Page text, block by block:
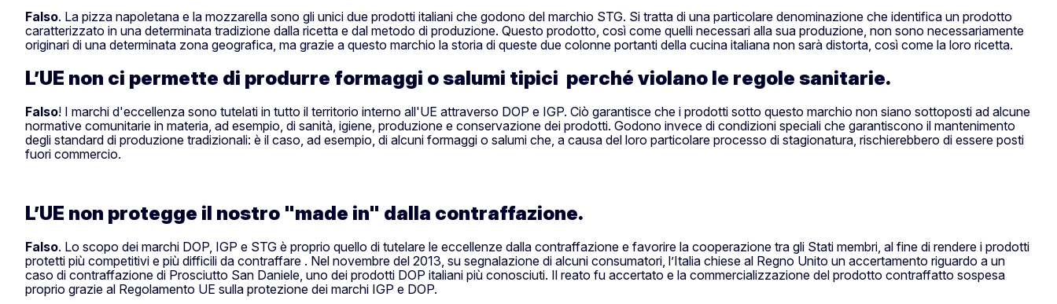
Falso. La pizza napoletana e la mozzarella sono gli unici due prodotti italiani che godono del marchio STG. Si tratta di una particolare denominazione che identifica un prodotto
caratterizzato in una determinata tradizione dalla ricetta e dal metodo di produzione. Questo prodotto, così come quelli necessari alla sua produzione, non sono necessariamente
originari di una determinata zona geografica, ma grazie a questo marchio la storia di queste due colonne portanti della cucina italiana non sarà distorta, così come la loro ricetta.
L’UE non ci permette di produrre formaggi o salumi tipici perché violano le regole sanitarie.
Falso! I marchi d'eccellenza sono tutelati in tutto il territorio interno all'UE attraverso DOP e IGP. Ciò garantisce che i prodotti sotto questo marchio non siano sottoposti ad alcune
normative comunitarie in materia, ad esempio, di sanità, igiene, produzione e conservazione dei prodotti. Godono invece di condizioni speciali che garantiscono il mantenimento
degli standard di produzione tradizionali: è il caso, ad esempio, di alcuni formaggi o salumi che, a causa del loro particolare processo di stagionatura, rischierebbero di essere posti
fuori commercio.
L’UE non protegge il nostro "made in" dalla contraffazione.
Falso. Lo scopo dei marchi DOP, IGP e STG è proprio quello di tutelare le eccellenze dalla contraffazione e favorire la cooperazione tra gli Stati membri, al fine di rendere i prodotti
protetti più competitivi e più difficili da contraffare . Nel novembre del 2013, su segnalazione di alcuni consumatori, l’Italia chiese al Regno Unito un accertamento riguardo a un
caso di contraffazione di Prosciutto San Daniele, uno dei prodotti DOP italiani più conosciuti. Il reato fu accertato e la commercializzazione del prodotto contraffatto sospesa
proprio grazie al Regolamento UE sulla protezione dei marchi IGP e DOP.